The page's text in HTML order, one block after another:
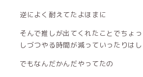
逆によく耐えてたよほまに
そんで推しが出てくれたことでちょ
しづつやる時間が減っていったりは
でもなんだかんだやってたの